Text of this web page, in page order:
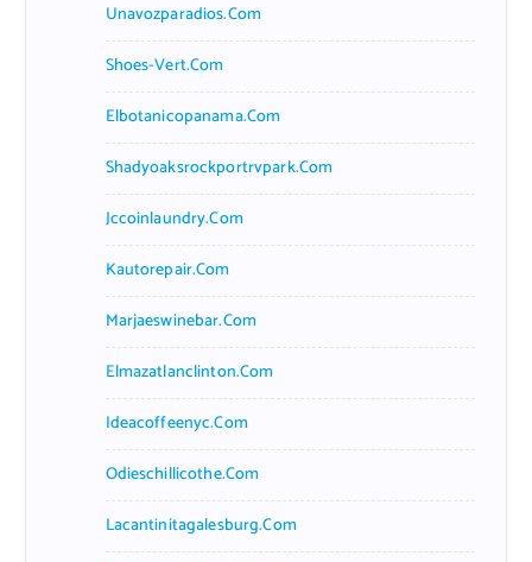
Unavozparadios.com
Shoes-Vert.com
Elbotanicopanama.com
Shadyoaksrockportrvpark.com
Jccoinlaundry.com
Kautorepair.com
Marjaeswinebar.com
Elmazatlanclinton.com
Ideacoffeenyc.com
Odieschillicothe.com
Lacantinitagalesburg.com